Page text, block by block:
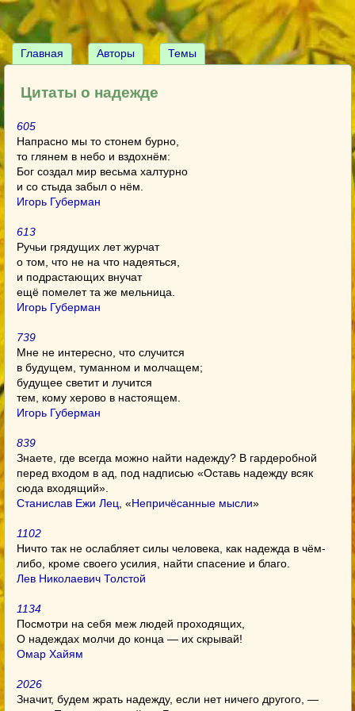
Главная Авторы Темы
Цитаты о надежде
605
Напрасно мы то стонем бурно,
то глянем в небо и вздохнём:
Бог создал мир весьма халтурно
и со стыда забыл о нём.
Игорь Губерман
613
Ручьи грядущих лет журчат
о том, что не на что надеяться,
и подрастающих внучат
ещё помелет та же мельница.
Игорь Губерман
739
Мне не интересно, что случится
в будущем, туманном и молчащем;
будущее светит и лучится
тем, кому херово в настоящем.
Игорь Губерман
839
Знаете, где всегда можно найти надежду? В гардеробной
перед входом в ад, под надписью «Оставь надежду всяк
сюда входящий».
Станислав Ежи Лец , «Непричёсанные мысли»
1102
Ничто так не ослабляет силы человека, как надежда в чём-
либо, кроме своего усилия, найти спасение и благо.
Лев Николаевич Толстой
1134
Посмотри на себя меж людей проходящих,
О надеждах молчи до конца — их скрывай!
Омар Хайям
2026
Значит, будем жрать надежду, если нет ничего другого, —